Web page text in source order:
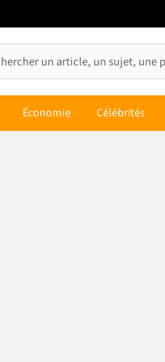
Économie Célébrités